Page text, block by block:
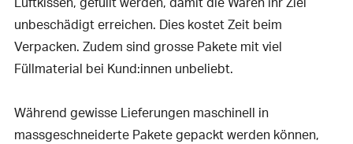
unbeschädigt erreichen. Dies kostet Zeit beim
Verpacken. Zudem sind grosse Pakete mit viel
Füllmaterial bei Kund:innen unbeliebt.
Während gewisse Lieferungen maschinell in
massgeschneiderte Pakete gepackt werden können,